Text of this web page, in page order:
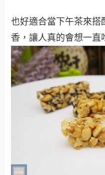
也好適合當下午茶來搭
香，讓人真的會想一直